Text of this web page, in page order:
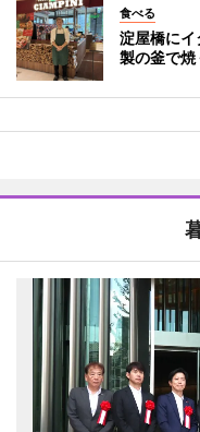
食べる
淀屋橋に
製の釜で